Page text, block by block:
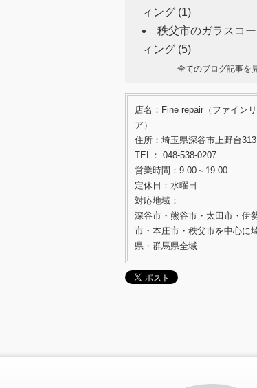
ィング (1)
秩父市のガラスコ
ィング (5)
全てのブログ記事を
店名：Fine repair（ファイン
ア）
住所：埼玉県深谷市上野台
TEL： 048-538-0207
営業時間：9:00～19:00
定休日：水曜日
対応地域：
深谷市・熊谷市・太田市・伊
市・本庄市・秩父市を中心に
県・群馬県全域